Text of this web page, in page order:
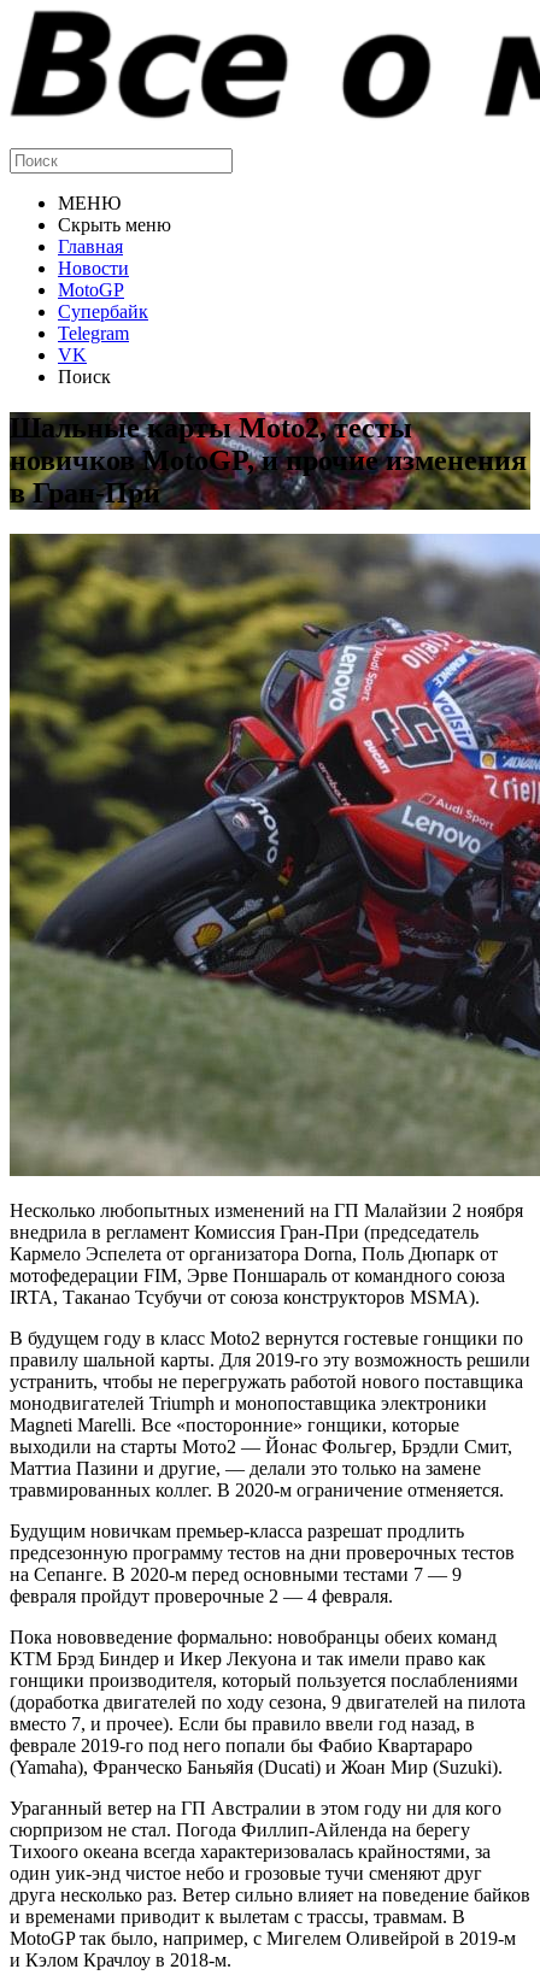
МЕНЮ
Скрыть меню
Главная
Новости
MotoGP
Супербайк
Telegram
VK
Поиск
Шальные карты Moto2, тесты
новичков MotoGP, и прочие изменения
в Гран-При
Несколько любопытных изменений на ГП Малайзии 2 ноября
внедрила в регламент Комиссия Гран-При (председатель
Кармело Эспелета от организатора Dorna, Поль Дюпарк от
мотофедерации FIM, Эрве Поншараль от командного союза
IRTA, Таканао Тсубучи от союза конструкторов MSMA).
В будущем году в класс Moto2 вернутся гостевые гонщики по
правилу шальной карты. Для 2019-го эту возможность решили
устранить, чтобы не перегружать работой нового поставщика
монодвигателей Triumph и монопоставщика электроники
Magneti Marelli. Все «посторонние» гонщики, которые
выходили на старты Мото2 — Йонас Фольгер, Брэдли Смит,
Маттиа Пазини и другие, — делали это только на замене
травмированных коллег. В 2020-м ограничение отменяется.
Будущим новичкам премьер-класса разрешат продлить
предсезонную программу тестов на дни проверочных тестов
на Сепанге. В 2020-м перед основными тестами 7 — 9
февраля пройдут проверочные 2 — 4 февраля.
Пока нововведение формально: новобранцы обеих команд
КТМ Брэд Биндер и Икер Лекуона и так имели право как
гонщики производителя, который пользуется послаблениями
(доработка двигателей по ходу сезона, 9 двигателей на пилота
вместо 7, и прочее). Если бы правило ввели год назад, в
феврале 2019-го под него попали бы Фабио Квартараро
(Yamaha), Франческо Баньяйя (Ducati) и Жоан Мир (Suzuki).
Ураганный ветер на ГП Австралии в этом году ни для кого
сюрпризом не стал. Погода Филлип-Айленда на берегу
Тихоого океана всегда характеризовалась крайностями, за
один уик-энд чистое небо и грозовые тучи сменяют друг
друга несколько раз. Ветер сильно влияет на поведение байков
и временами приводит к вылетам с трассы, травмам. В
MotoGP так было, например, с Мигелем Оливейрой в 2019-м
и Кэлом Крачлоу в 2018-м.